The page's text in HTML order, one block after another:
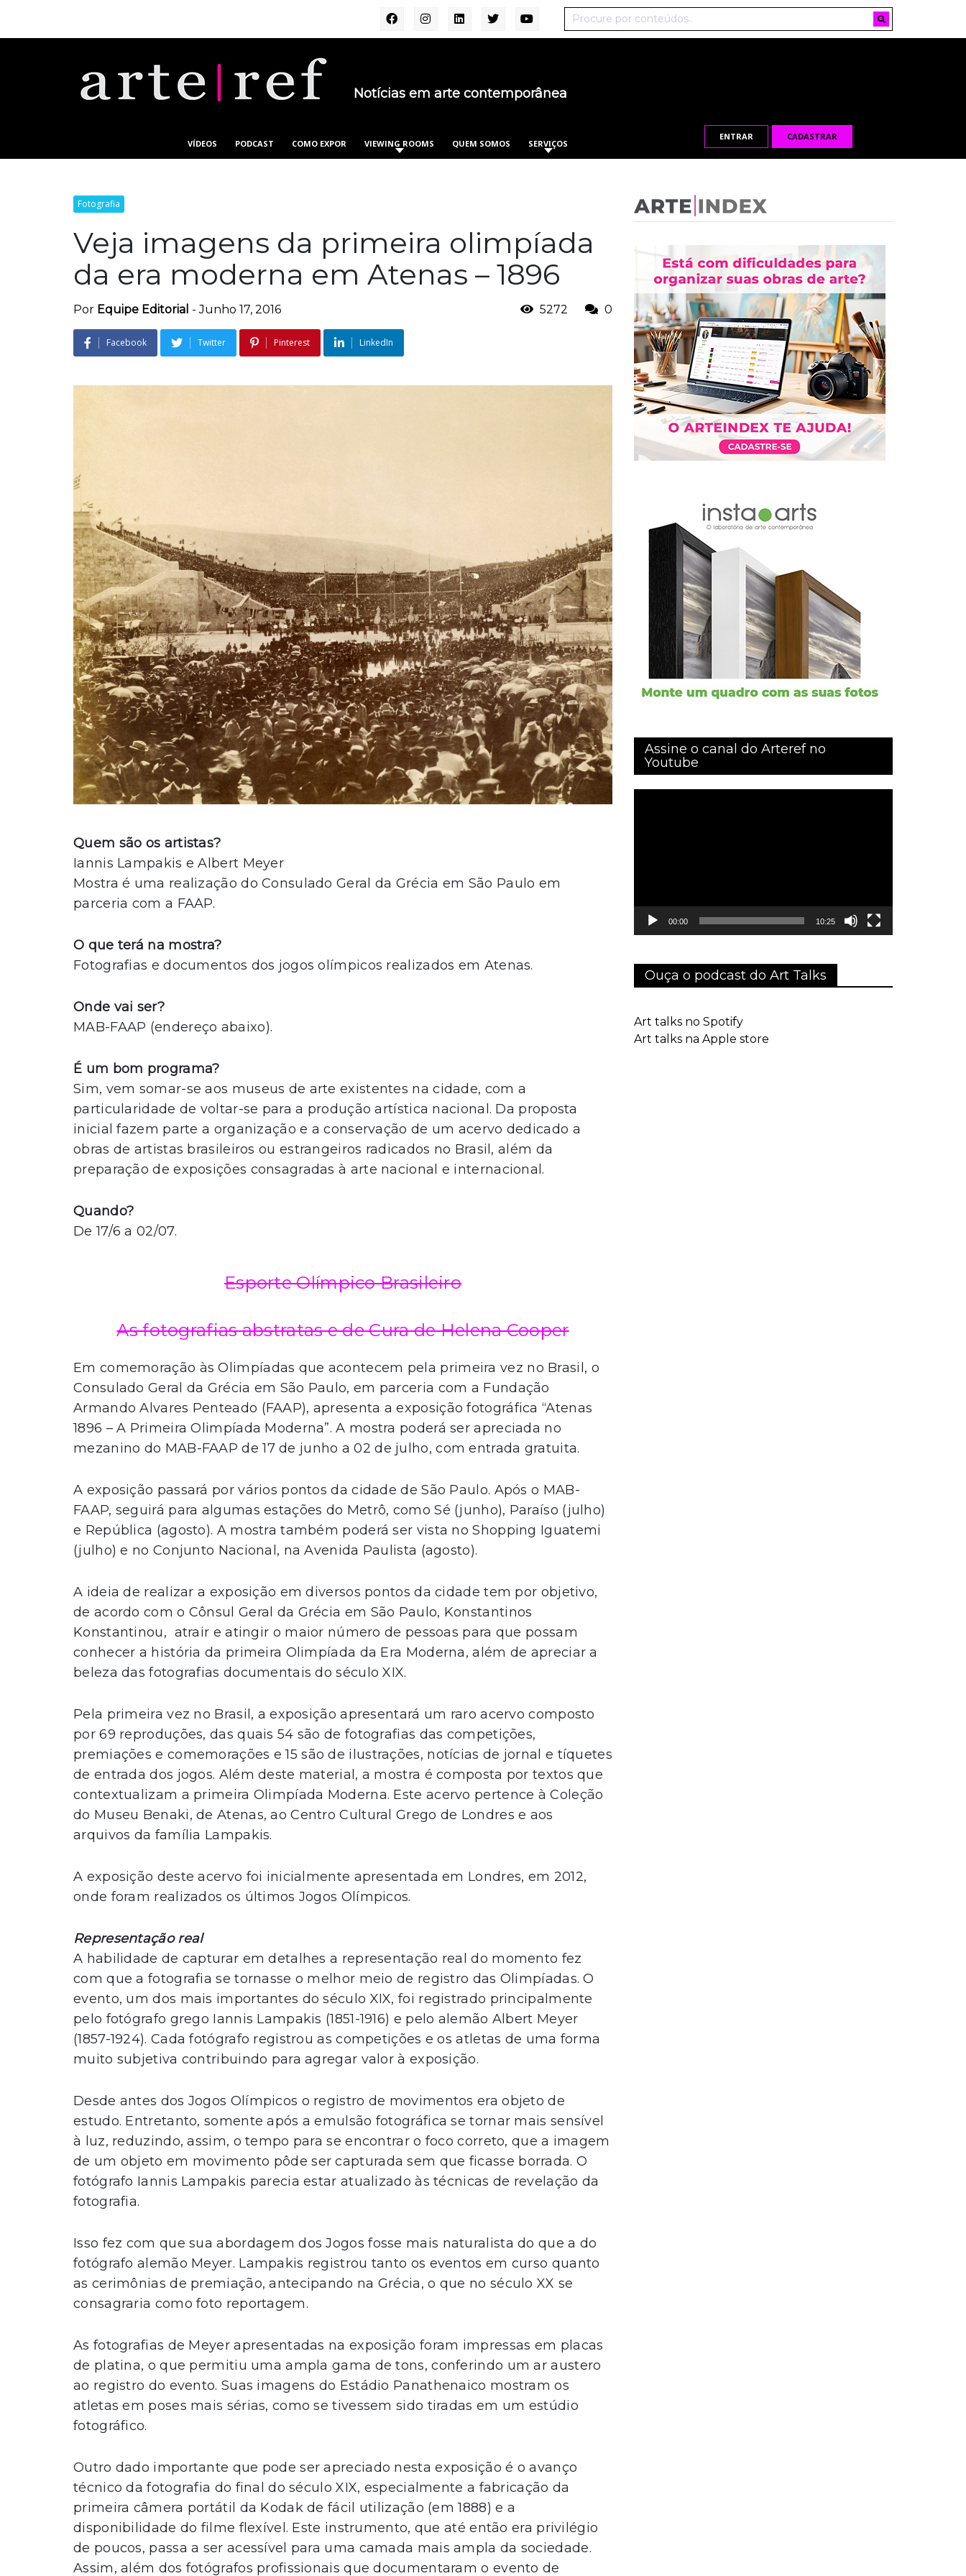
Notícias em arte contemporânea
VÍDEOS PODCAST COMO EXPOR VIEWING ROOMS QUEM SOMOS SERVIÇOS
ENTRAR CADASTRAR
Fotografia
Veja imagens da primeira olimpíada
da era moderna em Atenas – 1896
Por Equipe Editorial -Junho 17, 2016 5272 0
Facebook Twitter Pinterest LinkedIn
Quem são os artistas?
Iannis Lampakis e Albert Meyer
Mostra é uma realização do Consulado Geral da Grécia em São Paulo em
parceria com a FAAP.
O que terá na mostra?
Fotografias e documentos dos jogos olímpicos realizados em Atenas.
Onde vai ser?
MAB-FAAP (endereço abaixo).
É um bom programa?
Sim, vem somar-se aos museus de arte existentes na cidade, com a
particularidade de voltar-se para a produção artística nacional. Da proposta
inicial fazem parte a organização e a conservação de um acervo dedicado a
obras de artistas brasileiros ou estrangeiros radicados no Brasil, além da
preparação de exposições consagradas à arte nacional e internacional.
Quando?
De 17/6 a 02/07.
Esporte Olímpico Brasileiro
As fotografias abstratas e de Cura de Helena Cooper
Em comemoração às Olimpíadas que acontecem pela primeira vez no Brasil, o
Consulado Geral da Grécia em São Paulo, em parceria com a Fundação
Armando Alvares Penteado (FAAP), apresenta a exposição fotográfica “Atenas
1896 – A Primeira Olimpíada Moderna”. A mostra poderá ser apreciada no
mezanino do MAB-FAAP de 17 de junho a 02 de julho, com entrada gratuita.
A exposição passará por vários pontos da cidade de São Paulo. Após o MAB-
FAAP, seguirá para algumas estações do Metrô, como Sé (junho), Paraíso (julho)
e República (agosto). A mostra também poderá ser vista no Shopping Iguatemi
(julho) e no Conjunto Nacional, na Avenida Paulista (agosto).
A ideia de realizar a exposição em diversos pontos da cidade tem por objetivo,
de acordo com o Cônsul Geral da Grécia em São Paulo, Konstantinos
Konstantinou, atrair e atingir o maior número de pessoas para que possam
conhecer a história da primeira Olimpíada da Era Moderna, além de apreciar a
beleza das fotografias documentais do século XIX.
Pela primeira vez no Brasil, a exposição apresentará um raro acervo composto
por 69 reproduções, das quais 54 são de fotografias das competições,
premiações e comemorações e 15 são de ilustrações, notícias de jornal e tíquetes
de entrada dos jogos. Além deste material, a mostra é composta por textos que
contextualizam a primeira Olimpíada Moderna. Este acervo pertence à Coleção
do Museu Benaki, de Atenas, ao Centro Cultural Grego de Londres e aos
arquivos da família Lampakis.
A exposição deste acervo foi inicialmente apresentada em Londres, em 2012,
onde foram realizados os últimos Jogos Olímpicos.
Representação real
A habilidade de capturar em detalhes a representação real do momento fez
com que a fotografia se tornasse o melhor meio de registro das Olimpíadas. O
evento, um dos mais importantes do século XIX, foi registrado principalmente
pelo fotógrafo grego Iannis Lampakis (1851-1916) e pelo alemão Albert Meyer
(1857-1924). Cada fotógrafo registrou as competições e os atletas de uma forma
muito subjetiva contribuindo para agregar valor à exposição.
Desde antes dos Jogos Olímpicos o registro de movimentos era objeto de
estudo. Entretanto, somente após a emulsão fotográfica se tornar mais sensível
à luz, reduzindo, assim, o tempo para se encontrar o foco correto, que a imagem
de um objeto em movimento pôde ser capturada sem que ficasse borrada. O
fotógrafo Iannis Lampakis parecia estar atualizado às técnicas de revelação da
fotografia.
Isso fez com que sua abordagem dos Jogos fosse mais naturalista do que a do
fotógrafo alemão Meyer. Lampakis registrou tanto os eventos em curso quanto
as cerimônias de premiação, antecipando na Grécia, o que no século XX se
consagraria como foto reportagem.
As fotografias de Meyer apresentadas na exposição foram impressas em placas
de platina, o que permitiu uma ampla gama de tons, conferindo um ar austero
ao registro do evento. Suas imagens do Estádio Panathenaico mostram os
atletas em poses mais sérias, como se tivessem sido tiradas em um estúdio
fotográfico.
Outro dado importante que pode ser apreciado nesta exposição é o avanço
técnico da fotografia do final do século XIX, especialmente a fabricação da
primeira câmera portátil da Kodak de fácil utilização (em 1888) e a
disponibilidade do filme flexível. Este instrumento, que até então era privilégio
de poucos, passa a ser acessível para uma camada mais ampla da sociedade.
Assim, além dos fotógrafos profissionais que documentaram o evento de
Assine o canal do Arteref no
Youtube
00:00 10:25
Ouça o podcast do Art Talks
Art talks no Spotify
Art talks na Apple store